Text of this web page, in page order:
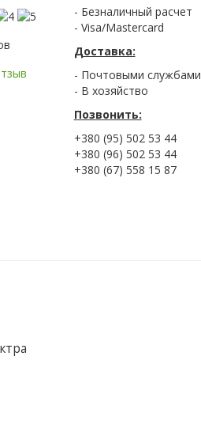
- Безналичный расчет
- Visa/Mastercard
Доставка:
- Почтовыми службами
- В хозяйство
Позвонить:
+380 (95) 502 53 44
+380 (96) 502 53 44
+380 (67) 558 15 87